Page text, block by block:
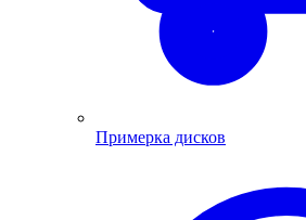
Примерка дисков